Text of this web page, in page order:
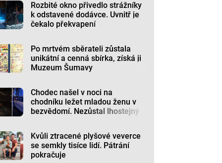
Rozbité okno přivedlo strážníky
k odstavené dodávce. Uvnitř je
čekalo překvapení
Po mrtvém sběrateli zůstala
unikátní a cenná sbírka, získá ji
Muzeum Šumavy
Chodec našel v noci na
chodníku ležet mladou ženu v
bezvědomí. Nezůstal lhostejný
Kvůli ztracené plyšové veverce
se semkly tisíce lidí. Pátrání
pokračuje